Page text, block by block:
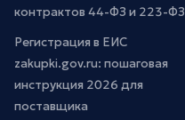
контрактов 44-ФЗ и 223-ФЗ
Регистрация в ЕИС
zakupki.gov.ru: пошаговая
инструкция 2026 для
поставщика